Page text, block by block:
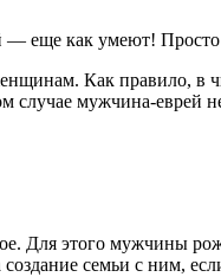
как умеют! Просто
Как правило, в
случае мужчина-еврей
Для этого мужчины
семьи с ним, если